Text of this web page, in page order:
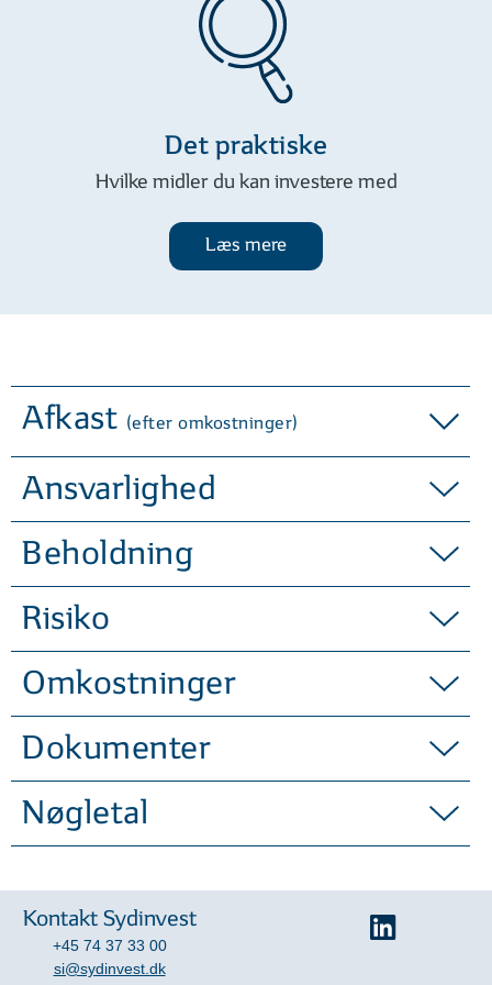
Spred din investering over mere
end 70 selskaber
Adgang til svært tilgængelige
markeder
Langsigtet vækstpotentiale
Kvartalskommentar - opdateret
27/11/25
2026 tegner til at blive endnu et
spændende år med mange
investeringsmuligheder i
Fjernøsten. Regionen er centrum
for nye teknologier, udklækker
millioner af nye købestærke
forbrugere og er en essentiel
leverandør til resten af verden.
Bjarne Gier (Lead manager)
Seniorporteføljemanager
Det praktiske
Hvilke midler du kan investere med
Læs mere
Afkast (efter omkostninger)
Ansvarlighed
Beholdning
Risiko
Omkostninger
Dokumenter
Nøgletal
Kontakt Sydinvest
+45 74 37 33 00
si@sydinvest.dk